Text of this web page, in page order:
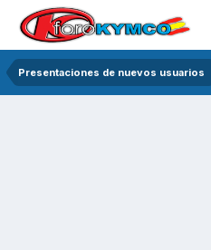
Presentaciones de nuevos usuarios